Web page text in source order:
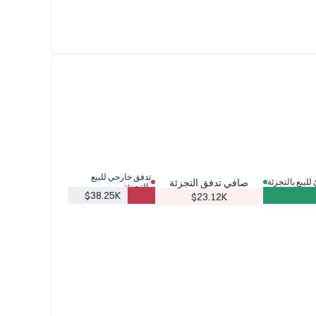
بالتجزئة
صافي تدفق التجزئة
$23.12K
تدفق خارجي للبيع
بالتجزئة
$38.25K